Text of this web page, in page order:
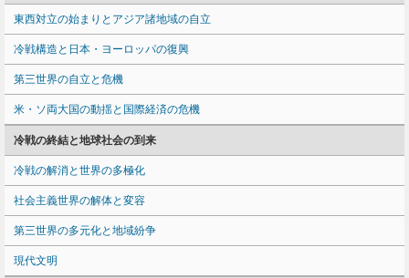
東西対立の始まりとアジア諸地域の自立
冷戦構造と日本・ヨーロッパの復興
第三世界の自立と危機
米・ソ両大国の動揺と国際経済の危機
冷戦の終結と地球社会の到来
冷戦の解消と世界の多極化
社会主義世界の解体と変容
第三世界の多元化と地域紛争
現代文明